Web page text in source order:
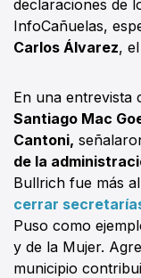
declaraciones de
InfoCañuelas,
Carlos Álvarez,
En una entrevista
Santiago Mac
Cantoni,
de la
Bullrich fue más
cerrar
Puso como
y de la Mujer.
municipio